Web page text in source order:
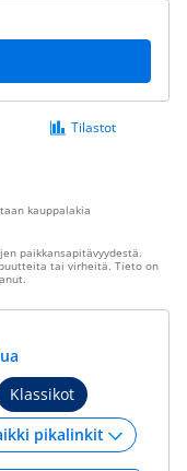
Tilastot
kauppalakia
paikkansapitävyydestä.
tai virheitä. Tieto on
Klassikot